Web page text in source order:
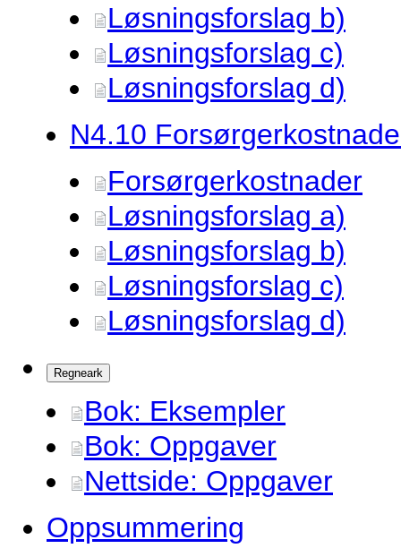
Løsningsforslag b)
Løsningsforslag c)
Løsningsforslag d)
N4.10
Forsørgerkostnader
Løsningsforslag a)
Løsningsforslag b)
Løsningsforslag c)
Løsningsforslag d)
Regneark
Bok: Eksempler
Bok: Oppgaver
Nettside: Oppgaver
Oppsummering